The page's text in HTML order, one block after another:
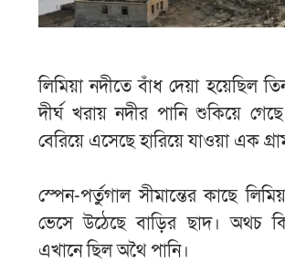
লিমিয়া নদীতে বাঁধ দেয়া হয়েছিল
দীর্ঘ খরায় নদীর পানি শুকিয়ে
বেরিয়ে এসেছে হারিয়ে যাওয়া এক
স্পেন-পর্তুগাল সীমান্তের কাছে
ভেসে উঠেছে বাড়ির ছাদ। অথচ
এখানে ছিল অথৈ পানি।